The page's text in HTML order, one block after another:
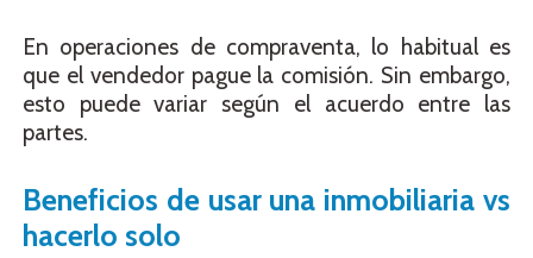
En operaciones de compraventa, lo habitual es
que el vendedor pague la comisión. Sin embargo,
esto puede variar según el acuerdo entre las
partes.
Beneficios de usar una inmobiliaria vs
hacerlo solo